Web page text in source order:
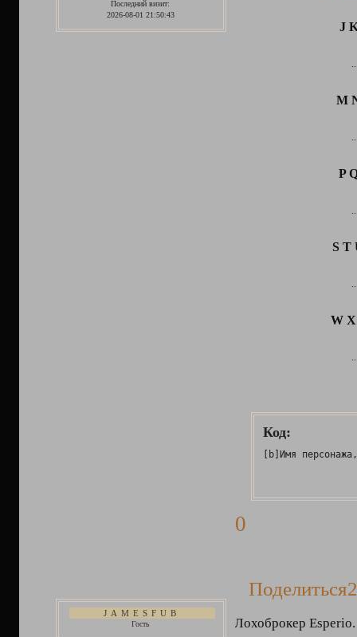
Последний визит:
2026-08-01 21:50:43
J
M
P
S T
W
Код:
[b]Имя
0
Поделиться
JAMESFUB
Гость
Лохоброкер